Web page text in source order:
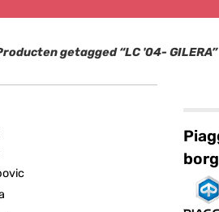
getagged “LC '04- GILERA”